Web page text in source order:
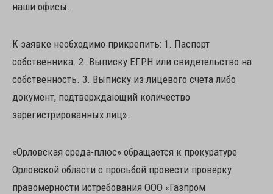
наши офисы.
К заявке необходимо прикрепить: 1. Паспорт
собственника. 2. Выписку ЕГРН или свидетельство на
собственность. 3. Выписку из лицевого счета либо
документ, подтверждающий количество
зарегистрированных лиц».
«Орловская среда-плюс» обращается к прокуратуре
Орловской области с просьбой провести проверку
правомерности истребования ООО «Газпром